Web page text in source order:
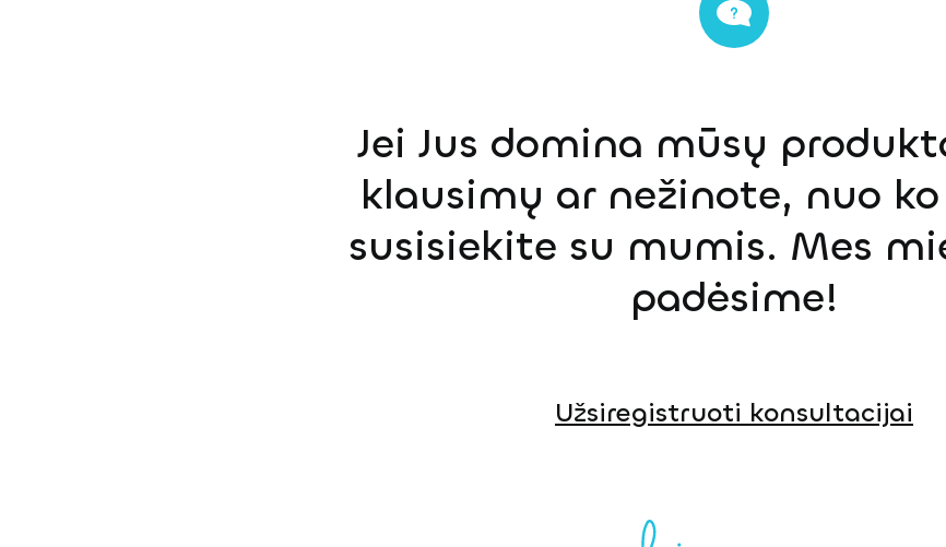
Jei Jus domina mūsų
klausimų ar nežinote, nuo
susisiekite su mumis. Mes
padėsime!
Užsiregistruoti konsultacijai